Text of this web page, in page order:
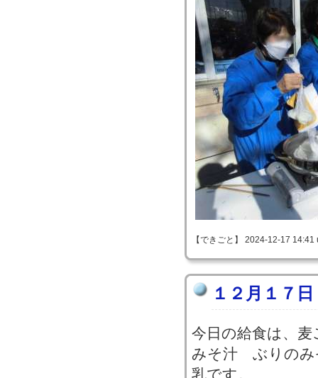
【できごと】 2024-12-17
１２月１７
今日の給食は、
みそ汁 ぶりのみ
乳です。